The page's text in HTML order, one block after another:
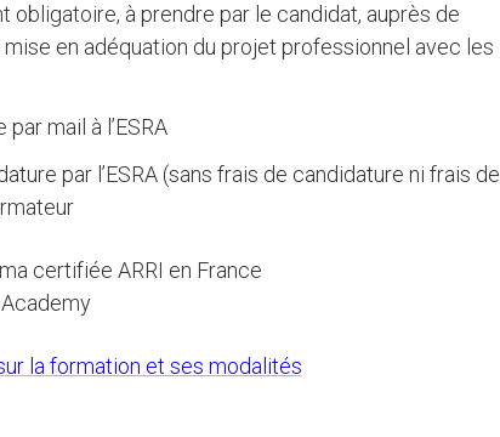
obligatoire, à prendre par le candidat, auprès de
mise en adéquation du projet professionnel avec les
mail à l’ESRA
par l’ESRA (sans frais de candidature ni frais de
certifiée ARRI en France
la formation et ses modalités